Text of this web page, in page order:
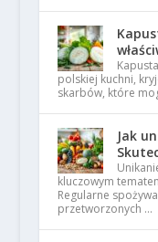
polskiej kuchni,
skarbów, które
Jak
kluczowym
Regularne
przetworzonych …